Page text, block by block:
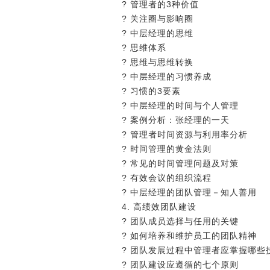
? 管理者的3种价值
? 关注圈与影响圈
? 中层经理的思维
? 思维体系
? 思维与思维转换
? 中层经理的习惯养成
? 习惯的3要素
? 中层经理的时间与个人管理
? 案例分析：张经理的一天
? 管理者时间资源与利用率分析
? 时间管理的黄金法则
? 常见的时间管理问题及对策
? 有效会议的组织流程
? 中层经理的团队管理－知人善用
4. 高绩效团队建设
? 团队成员选择与任用的关键
? 如何培养和维护员工的团队精神
? 团队发展过程中管理者应掌握哪些
? 团队建设应遵循的七个原则